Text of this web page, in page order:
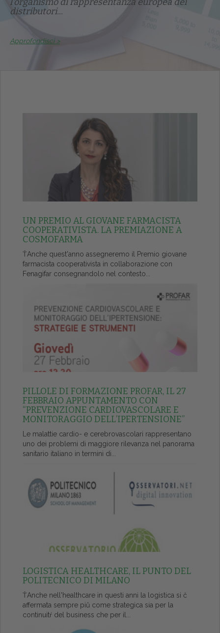
distributori...
Approfondisci >
UN PREMIO AL GIOVANE FARMACISTA
COOPERATIVISTA. LA PREMIAZIONE A
COSMOFARMA
ŤAnche quest'anno assegneremo il Premio giovane
farmacista cooperativista in collaborazione con
Fenagifar consegnandolo nel contesto...
PILLOLE DI FORMAZIONE PROFAR, IL 27
FEBBRAIO APPUNTAMENTO CON
“PREVENZIONE CARDIOVASCOLARE E
MONITORAGGIO DELL’IPERTENSIONE”
Le malattie cardio- e cerebrovascolari rappresentano
uno dei problemi di maggiore rilevanza nel panorama
sanitario italiano in termini di...
LOGISTICA HEALTHCARE, IL PUNTO DEL
POLITECNICO DI MILANO
ŤAnche nell'healthcare in questi anni la logistica si č
affermata sempre piů come strategica sia per la
continuitŕ del business che per il...